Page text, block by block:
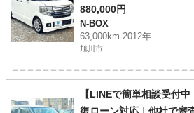
軽にご相談ください ホン
G ターボパッケージ 4WD
880,000円
N-BOX
63,000km 2012年
旭川市
＿＿＿＿＿＿＿＿＿＿＿＿＿＿＿＿＿＿＿＿＿＿
N-BOX ローン
【LINEで簡単相談受付